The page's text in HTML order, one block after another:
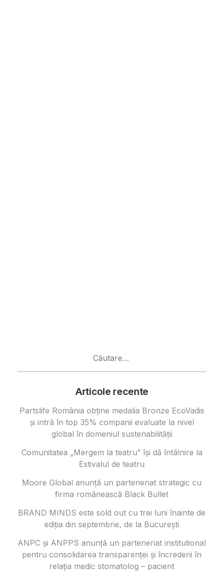
Articole recente
Partslife România obține medalia Bronze EcoVadis
și intră în top 35% companii evaluate la nivel
global în domeniul sustenabilității
Comunitatea „Mergem la teatru” își dă întâlnire la
Estivalul de teatru
Moore Global anunță un parteneriat strategic cu
firma românească Black Bullet
BRAND MINDS este sold out cu trei luni înainte de
ediția din septembrie, de la București
ANPC și ANPPS anunță un parteneriat institutional
pentru consolidarea transparenței și încrederii în
relația medic stomatolog – pacient